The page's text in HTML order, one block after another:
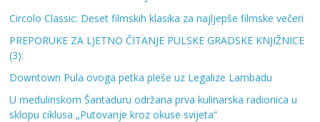
Circolo Classic: Deset filmskih klasika za najljepše filmske večeri
PREPORUKE ZA LJETNO ČITANJE PULSKE GRADSKE KNJIŽNICE
(3):
Downtown Pula ovoga petka pleše uz Legalize Lambadu
U medulinskom Šantaduru održana prva kulinarska radionica u
sklopu ciklusa „Putovanje kroz okuse svijeta“